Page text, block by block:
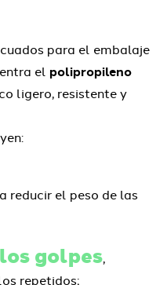
para el embalaje
el polipropileno
ligero, resistente y
reducir el peso de las
golpes,
repetidos;